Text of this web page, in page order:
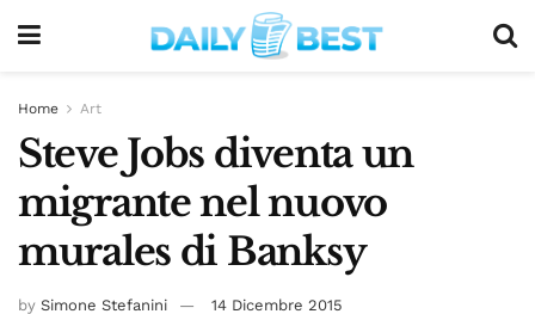
Home Art
Steve Jobs diventa un
migrante nel nuovo
murales di Banksy
by Simone Stefanini 14 Dicembre 2015